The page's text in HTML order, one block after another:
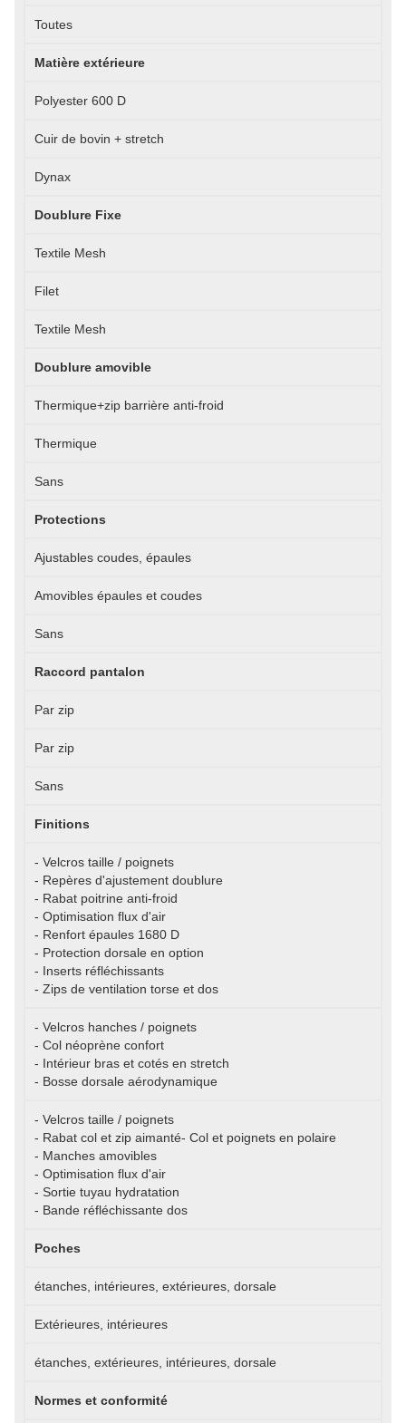
Toutes
Matière extérieure
Polyester 600 D
Cuir de bovin + stretch
Dynax
Doublure Fixe
Textile Mesh
Filet
Textile Mesh
Doublure amovible
Thermique+zip barrière anti-froid
Thermique
Sans
Protections
Ajustables coudes, épaules
Amovibles épaules et coudes
Sans
Raccord pantalon
Par zip
Par zip
Sans
Finitions
- Velcros taille / poignets
- Repères d'ajustement doublure
- Rabat poitrine anti-froid
- Optimisation flux d'air
- Renfort épaules 1680 D
- Protection dorsale en option
- Inserts réfléchissants
- Zips de ventilation torse et dos
- Velcros hanches / poignets
- Col néoprène confort
- Intérieur bras et cotés en stretch
- Bosse dorsale aérodynamique
- Velcros taille / poignets
- Rabat col et zip aimanté- Col et poignets en polaire
- Manches amovibles
- Optimisation flux d'air
- Sortie tuyau hydratation
- Bande réfléchissante dos
Poches
étanches, intérieures, extérieures, dorsale
Extérieures, intérieures
étanches, extérieures, intérieures, dorsale
Normes et conformité